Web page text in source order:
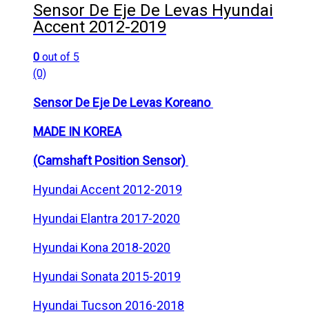
Sensor De Eje De Levas Hyundai
Accent 2012-2019
0 out of 5
(0)
Sensor De Eje De Levas Koreano
MADE IN KOREA
(Camshaft Position Sensor)
Hyundai Accent 2012-2019
Hyundai Elantra 2017-2020
Hyundai Kona 2018-2020
Hyundai Sonata 2015-2019
Hyundai Tucson 2016-2018